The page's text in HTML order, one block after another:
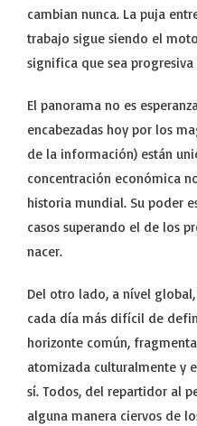
cambian nunca. La puja
trabajo sigue siendo el
significa que sea
El panorama no es
encabezadas hoy por los
de la información) están
concentración económica
historia mundial. Su poder
casos superando el de los
nacer.
Del otro lado, a nível
cada día más difícil de
horizonte común,
atomizada culturalmente y
sí. Todos, del repartidor al
alguna manera ciervos de